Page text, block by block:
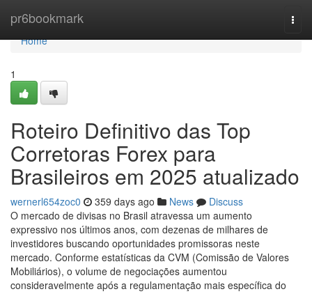
pr6bookmark
Home
Home
1
Roteiro Definitivo das Top
Corretoras Forex para
Brasileiros em 2025 atualizado
wernerl654zoc0 359 days ago News
Discuss
O mercado de divisas no Brasil atravessa um aumento
expressivo nos últimos anos, com dezenas de milhares de
investidores buscando oportunidades promissoras neste
mercado. Conforme estatísticas da CVM (Comissão de Valores
Mobiliários), o volume de negociações aumentou
consideravelmente após a regulamentação mais específica do